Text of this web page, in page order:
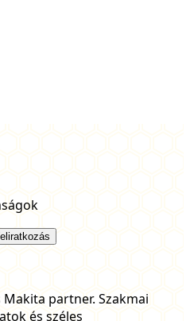
partner. Szakmai
és széles